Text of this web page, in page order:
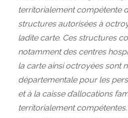
territorialement compétente
structures autorisées à
ladite carte. Ces structures
notamment des centres
la carte ainsi octroyées sont
départementale pour les
et à la caisse d’allocations
territorialement compétentes.